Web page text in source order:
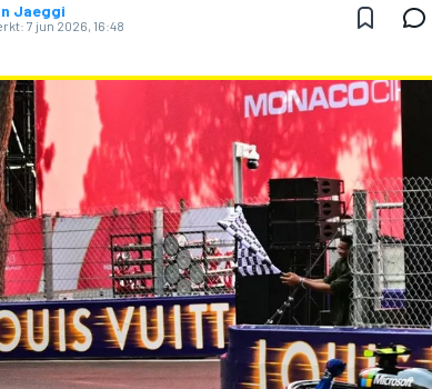
Jaeggi
7 jun 2026, 16:48